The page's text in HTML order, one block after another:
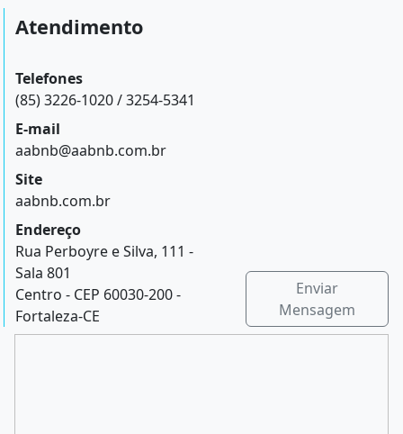
Atendimento
Telefones
(85) 3226-1020 / 3254-5341
E-mail
aabnb@aabnb.com.br
Site
aabnb.com.br
Endereço
Rua Perboyre e Silva, 111 -
Sala 801
Centro - CEP 60030-200 -
Fortaleza-CE
Enviar
Mensagem